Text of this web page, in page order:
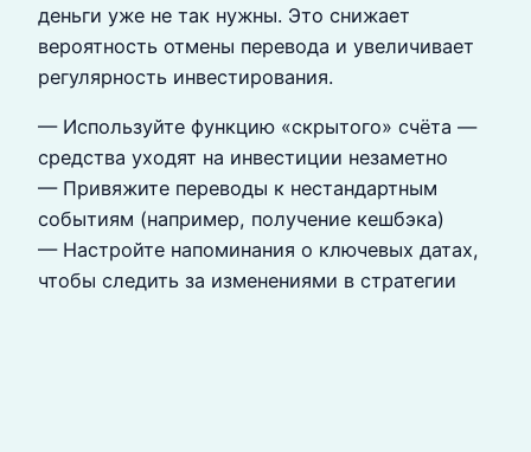
деньги уже не так нужны. Это снижает
вероятность отмены перевода и увеличивает
регулярность инвестирования.
— Используйте функцию «скрытого» счёта —
средства уходят на инвестиции незаметно
— Привяжите переводы к нестандартным
событиям (например, получение кешбэка)
— Настройте напоминания о ключевых датах,
чтобы следить за изменениями в стратегии